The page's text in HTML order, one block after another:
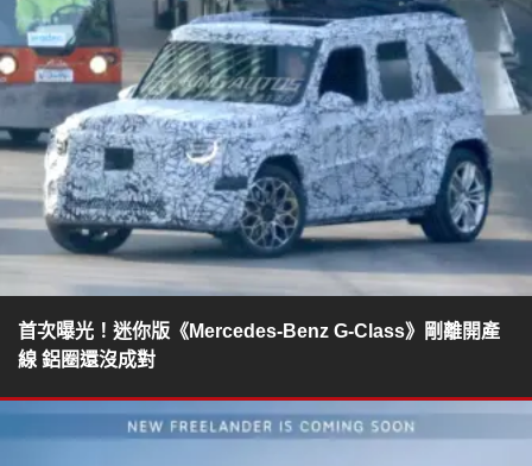
首次曝光！迷你版《Mercedes-Benz G-Class》剛離開產
線 鋁圈還沒成對